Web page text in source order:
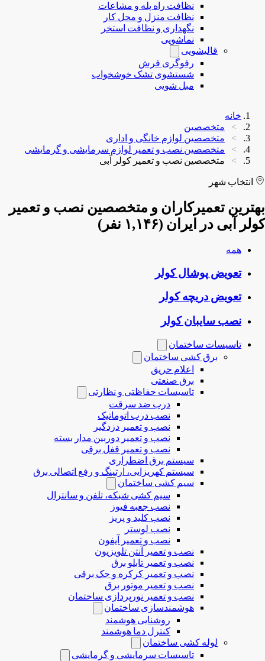
نظافت راه پله و مشاعات
نظافت منزل و محل کار
نگهداری و نظافت استخر
نماشویی
قالیشویی
رفوگری فرش
شستشوی تشک خوشخواب
مبل شویی
خانه
متخصصین
متخصصین لوازم خانگی و اداری
متخصصین نصب و تعمیر لوازم سرمایشی و گرمایشی
متخصصین نصب و تعمیر کولر آبی
انتخاب شهر
بهترین تعمیرکاران و متخصصین نصب و تعمیر
کولر آبی در ایران (۱,۱۴۶ نفر)
همه
تعویض پوشال کولر
تعویض دریچه کولر
نصب سایبان کولر
تاسیسات ساختمان
برق کشی ساختمان
اعلام حریق
برق صنعتی
تاسیسات حفاظتی و نظارتی
درب ضد سرقت
نصب درب‌ اتوماتیک
نصب و تعمیر دزدگیر
نصب و تعمیر دوربین مدار بسته
نصب و تعمیر قفل برقی
سیستم برق اضطراری
سیستم کهریزایی، ارتینگ و رفع اتصالی برق
سیم کشی ساختمان
سیم کشی شبکه، تلفن و سانترال
نصب جعبه فیوز
نصب کلید و پریز
نصب لوستر
نصب و تعمیر آیفون
نصب و تعمیر آنتن تلویزیون
نصب و تعمیر تابلو برق
نصب و تعمیر کرکره و جک برقی
نصب و تعمیر موتور برق
نصب و تعمیر نورپردازی ساختمان
هوشمندسازی ساختمان
روشنایی هوشمند
کنترل دما هوشمند
لوله کشی ساختمان
تاسیسات سرمایشی و گرمایشی